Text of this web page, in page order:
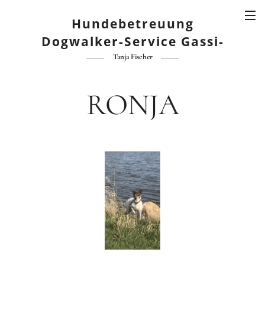
Hundebetreuung
Dogwalker-Service Gassi-
Service
Tanja Fischer
RONJA